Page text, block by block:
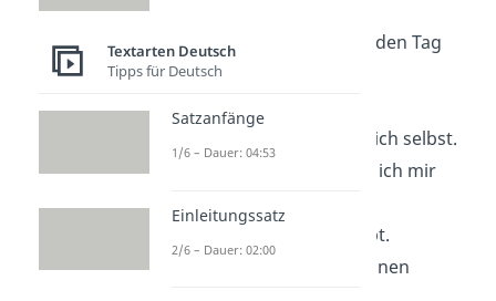
Affirmationen für jeden Tag
sind zum Beispiel:
Ich glaube an mich selbst.
Ich schaffe, was ich mir
Ich werde geliebt.
Ich höre auf meinen
Textarten Deutsch
Tipps für Deutsch
Satzanfänge
1/6 – Dauer: 04:53
Einleitungssatz
2/6 – Dauer: 02:00